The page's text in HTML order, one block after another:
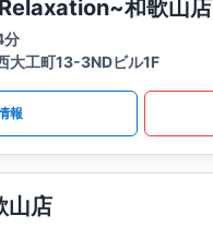
和歌山店
分
大工町13-3NDビル1F
報
山店